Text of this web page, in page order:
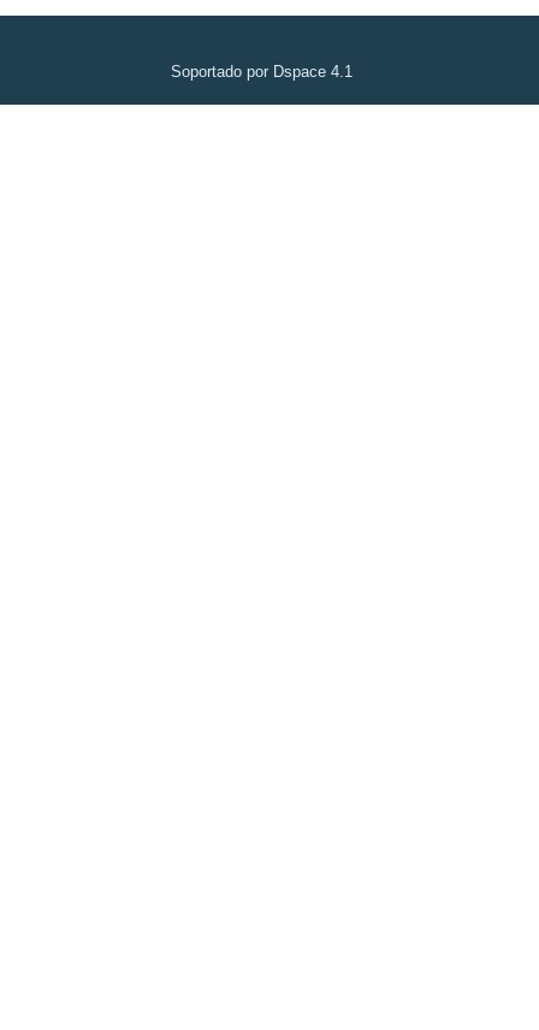
Soportado por Dspace 4.1